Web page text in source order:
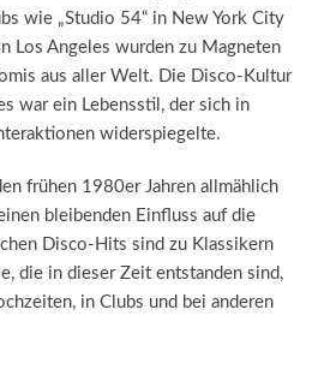
wie „Studio 54“ in New York City
Los Angeles wurden zu Magneten
aus aller Welt. Die Disco-Kultur
war ein Lebensstil, der sich in
widerspiegelte.
frühen 1980er Jahren allmählich
bleibenden Einfluss auf die
Disco-Hits sind zu Klassikern
die in dieser Zeit entstanden sind,
in Clubs und bei anderen